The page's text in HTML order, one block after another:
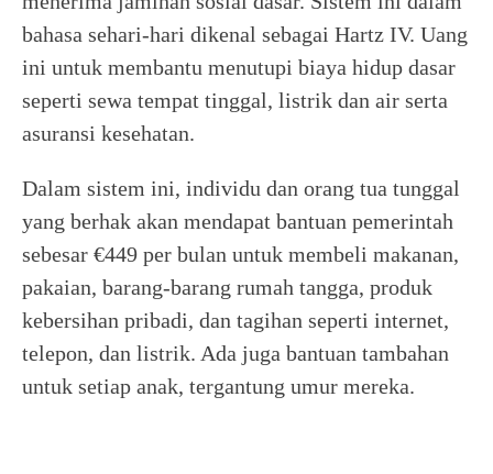
bahasa sehari-hari dikenal sebagai Hartz IV. Uang
ini untuk membantu menutupi biaya hidup dasar
seperti sewa tempat tinggal, listrik dan air serta
asuransi kesehatan.
Dalam sistem ini, individu dan orang tua tunggal
yang berhak akan mendapat bantuan pemerintah
sebesar €449 per bulan untuk membeli makanan,
pakaian, barang-barang rumah tangga, produk
kebersihan pribadi, dan tagihan seperti internet,
telepon, dan listrik. Ada juga bantuan tambahan
untuk setiap anak, tergantung umur mereka.